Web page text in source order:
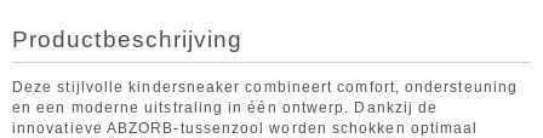
Productbeschrijving
Deze stijlvolle kindersneaker combineert comfort, ondersteuning
en een moderne uitstraling in één ontwerp. Dankzij de
innovatieve ABZORB-tussenzool worden schokken optimaal